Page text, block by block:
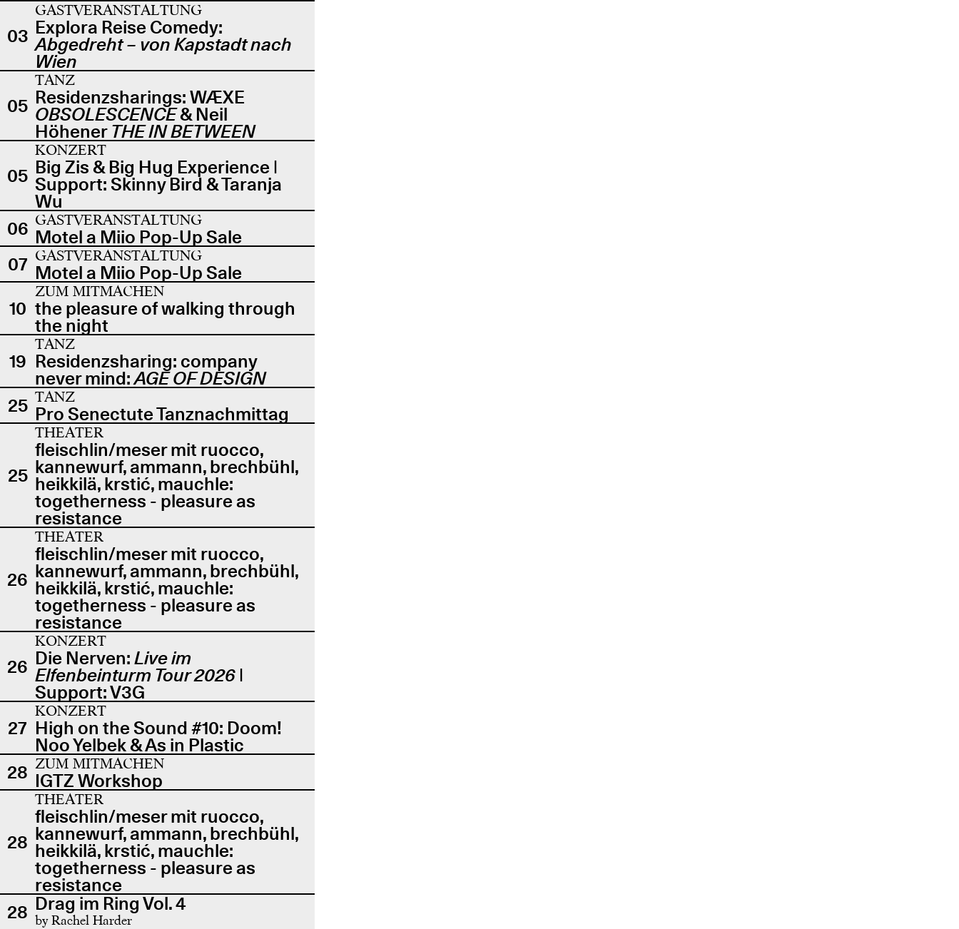
03
GASTVERANSTALTUNG
Explora Reise Comedy:
Abgedreht – von Kapstadt nach
Wien
05
TANZ
Residenzsharings: WÆXE
OBSOLESCENCE& Neil
Höhener THE IN BETWEEN
05
KONZERT
Big Zis & Big Hug Experience |
Support: Skinny Bird & Taranja
Wu
06 GASTVERANSTALTUNG
Motel a Miio Pop-Up Sale
07 GASTVERANSTALTUNG
Motel a Miio Pop-Up Sale
10
ZUM MITMACHEN
the pleasure of walking through
the night
19
TANZ
Residenzsharing: company
never mind:AGE OF DESIGN
25 TANZ
Pro Senectute Tanznachmittag
25
THEATER
fleischlin/meser mit ruocco,
kannewurf, ammann, brechbühl,
heikkilä, krstić, mauchle:
togetherness - pleasure as
resistance
26
THEATER
fleischlin/meser mit ruocco,
kannewurf, ammann, brechbühl,
heikkilä, krstić, mauchle:
togetherness - pleasure as
resistance
26
KONZERT
Die Nerven:Live im
Elfenbeinturm Tour 2026 |
Support: V3G
27
KONZERT
High on the Sound #10: Doom!
Noo Yelbek & As in Plastic
28 ZUM MITMACHEN
IGTZ Workshop
28
THEATER
fleischlin/meser mit ruocco,
kannewurf, ammann, brechbühl,
heikkilä, krstić, mauchle:
togetherness - pleasure as
resistance
28 Drag im Ring Vol. 4
by Rachel Harder